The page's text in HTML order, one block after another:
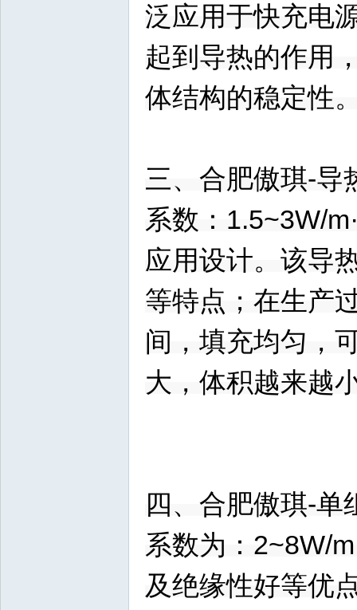
泛应用于快充电
起到导热的作用
体结构的稳定性
三、合肥傲琪-导
系数：1.5~3W/
应用设计。该导
等特点；在生产
间，填充均匀，
大，体积越来越
四、合肥傲琪-单
系数为：2~8W/
及绝缘性好等优